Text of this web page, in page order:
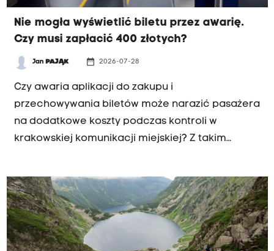
Nie mogła wyświetlić biletu przez awarię.
Czy musi zapłacić 400 złotych?
Jan PAJĄK date_range 2026-07-28
Czy awaria aplikacji do zakupu i
przechowywania biletów może narazić pasażera
na dodatkowe koszty podczas kontroli w
krakowskiej komunikacji miejskiej? Z takim